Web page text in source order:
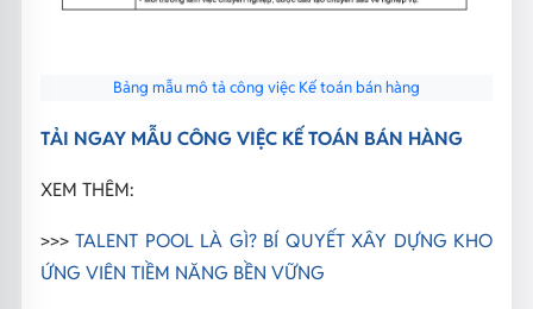
Bảng mẫu mô tả công việc Kế toán bán hàng
TẢI NGAY MẪU CÔNG VIỆC KẾ TOÁN BÁN HÀNG
XEM THÊM:
>>>TALENT POOL LÀ GÌ? BÍ QUYẾT XÂY DỰNG KHO
ỨNG VIÊN TIỀM NĂNG BỀN VỮNG